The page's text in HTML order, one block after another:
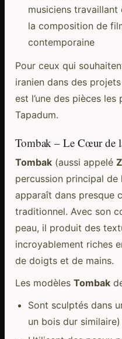
musiciens travaillant
la composition de
contemporaine
Pour ceux qui
iranien dans des
est l’une des pièces
Tapadum.
Tombak – Le Cœur de
Tombak(aussi appelé
percussion principal de
apparaît dans presque
traditionnel. Avec son
peau, il produit des
incroyablement riches
de doigts et de mains.
Les modèles Tombak
Sont sculptés dans
un bois dur similaire)